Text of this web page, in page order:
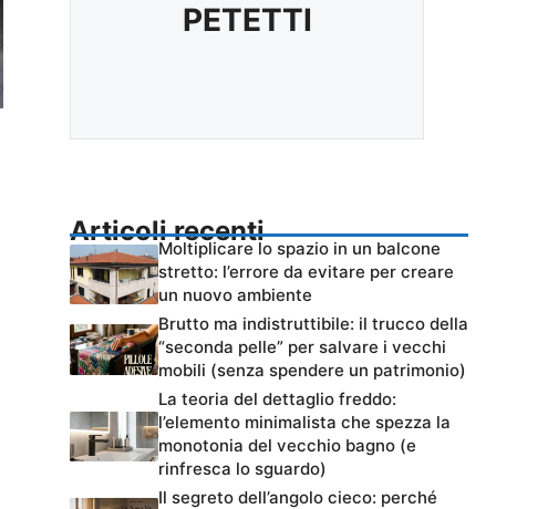
PETETTI
Articoli recenti
Moltiplicare lo spazio in un balcone
stretto: l’errore da evitare per creare
un nuovo ambiente
Brutto ma indistruttibile: il trucco della
“seconda pelle” per salvare i vecchi
mobili (senza spendere un patrimonio)
La teoria del dettaglio freddo:
l’elemento minimalista che spezza la
monotonia del vecchio bagno (e
rinfresca lo sguardo)
Il segreto dell’angolo cieco: perché